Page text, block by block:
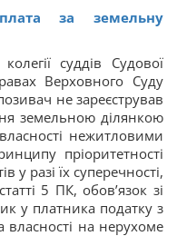
за земельну
суддів Судової
Верховного Суду
не зареєстрував
земельною ділянкою
нежитловими
пріоритетності
разі їх суперечності,
5 ПК, обов’язок зі
у платника податку з
власності на нерухоме